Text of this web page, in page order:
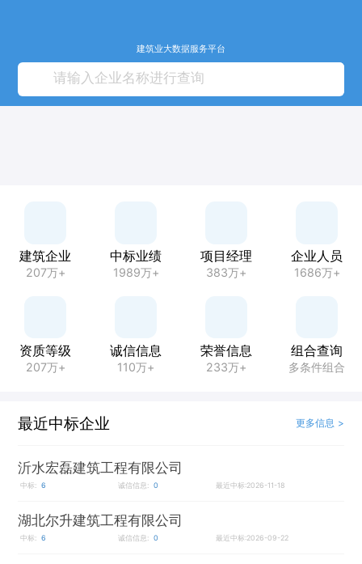
建筑业大数据服务平台
建筑企业
207万+
中标业绩
1989万+
项目经理
383万+
企业人员
1686万+
资质等级
207万+
诚信信息
110万+
荣誉信息
233万+
组合查询
多条件组合
最近中标企业 更多信息 >
沂水宏磊建筑工程有限公司
中标: 6 诚信信息: 0 最近中标:2026-11-18
湖北尔升建筑工程有限公司
中标: 6 诚信信息: 0 最近中标:2026-09-22